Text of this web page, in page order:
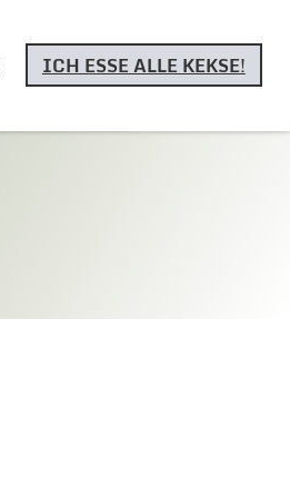
ICH ESSE ALLE KEKSE!